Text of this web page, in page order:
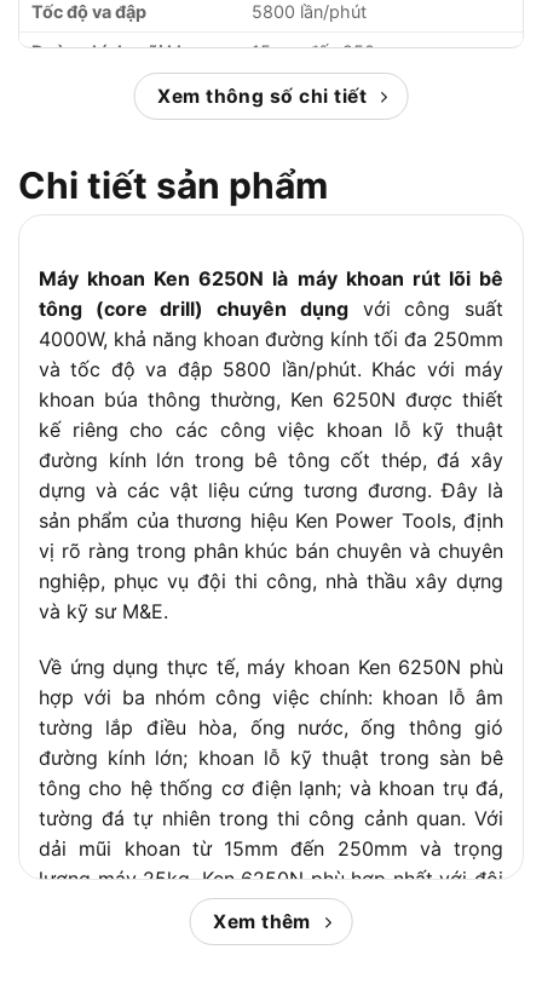
Tốc độ va đập
5800 lần/phút
Đường kính mũi khoan
15mm đến 250mm
Trọng lượng máy
25kg
Bảo hành
6 tháng
Xem thông số chi tiết
Chi tiết sản phẩm
Máy khoan Ken 6250N là máy khoan rút lõi bê
tông (core drill) chuyên dụngvới công suất
4000W, khả năng khoan đường kính tối đa 250mm
và tốc độ va đập 5800 lần/phút. Khác với máy
khoan búa thông thường, Ken 6250N được thiết
kế riêng cho các công việc khoan lỗ kỹ thuật
đường kính lớn trong bê tông cốt thép, đá xây
dựng và các vật liệu cứng tương đương. Đây là
sản phẩm của thương hiệu Ken Power Tools, định
vị rõ ràng trong phân khúc bán chuyên và chuyên
nghiệp, phục vụ đội thi công, nhà thầu xây dựng
và kỹ sư M&E.
Về ứng dụng thực tế, máy khoan Ken 6250N phù
hợp với ba nhóm công việc chính: khoan lỗ âm
tường lắp điều hòa, ống nước, ống thông gió
đường kính lớn; khoan lỗ kỹ thuật trong sàn bê
tông cho hệ thống cơ điện lạnh; và khoan trụ đá,
tường đá tự nhiên trong thi công cảnh quan. Với
dải mũi khoan từ 15mm đến 250mm và trọng
lượng máy 25kg, Ken 6250N phù hợp nhất với đội
thợ chuyên nghiệp hơn là người dùng cá nhân sửa
Xem thêm